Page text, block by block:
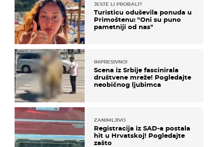
JESTE LI PROBALI?
Turisticu oduševila ponuda u
Primoštenu: "Oni su puno
pametniji od nas"
IMPRESIVNO!
Scena iz Srbije fascinirala
društvene mreže! Pogledajte
neobičnog ljubimca
ZANIMLJIVO
Registracija iz SAD-a postala
hit u Hrvatskoj! Pogledajte
zašto